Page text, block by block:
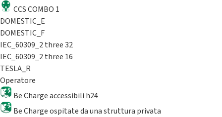
CCS COMBO 1
DOMESTIC_E
DOMESTIC_F
IEC_60309_2 three 32
IEC_60309_2 three 16
TESLA_R
Operatore
Be Charge accessibili h24
Be Charge ospitate da una struttura privata